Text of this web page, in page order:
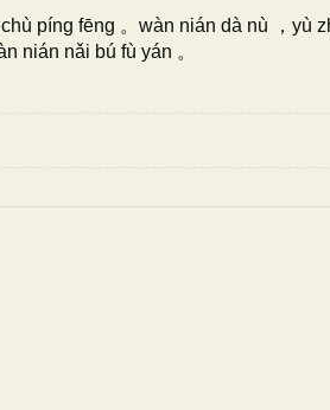
píng fēng 。wàn nián dà nù ，yù
nián nǎi bú fù yán 。